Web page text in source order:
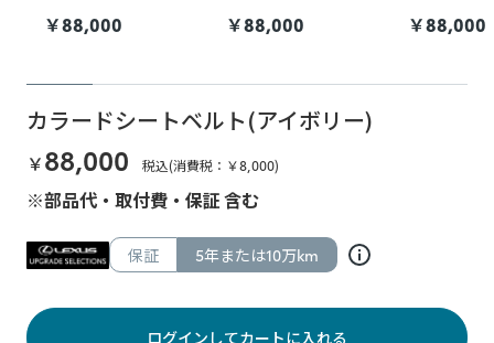
カラードシートベルト(アイボリー)
￥88,000 税込(消費税：￥8,000)
※部品代・取付費・保証 含む
保証 5年または10万km
￥88,000 ￥88,000 ￥88,000
ログインしてカートに入れる